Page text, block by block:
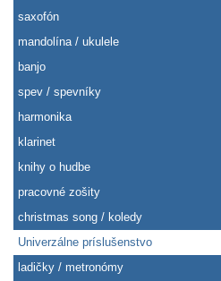
saxofón
mandolína / ukulele
banjo
spev / spevníky
harmonika
klarinet
knihy o hudbe
pracovné zošity
christmas song / koledy
Univerzálne príslušenstvo
ladičky / metronómy